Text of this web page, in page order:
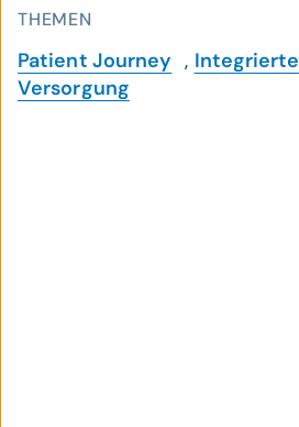
THEMEN
Patient Journey , Integrierte
Versorgung